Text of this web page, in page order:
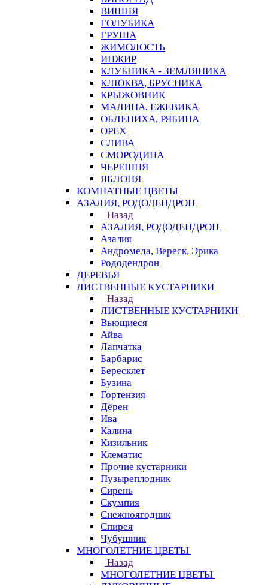
ВИШНЯ
ГОЛУБИКА
ГРУША
ЖИМОЛОСТЬ
ИНЖИР
КЛУБНИКА - ЗЕМЛЯНИКА
КЛЮКВА, БРУСНИКА
КРЫЖОВНИК
МАЛИНА, ЕЖЕВИКА
ОБЛЕПИХА, РЯБИНА
ОРЕХ
СЛИВА
СМОРОДИНА
ЧЕРЕШНЯ
ЯБЛОНЯ
КОМНАТНЫЕ ЦВЕТЫ
АЗАЛИЯ, РОДОДЕНДРОН
Назад
АЗАЛИЯ, РОДОДЕНДРОН
Азалия
Андромеда, Вереск, Эрика
Рододендрон
ДЕРЕВЬЯ
ЛИСТВЕННЫЕ КУСТАРНИКИ
Назад
ЛИСТВЕННЫЕ КУСТАРНИКИ
Вьющиеся
Айва
Лапчатка
Барбарис
Бересклет
Бузина
Гортензия
Дёрен
Ива
Калина
Кизильник
Клематис
Прочие кустарники
Пузыреплодник
Сирень
Скумпия
Снежноягодник
Спирея
Чубушник
МНОГОЛЕТНИЕ ЦВЕТЫ
Назад
МНОГОЛЕТНИЕ ЦВЕТЫ